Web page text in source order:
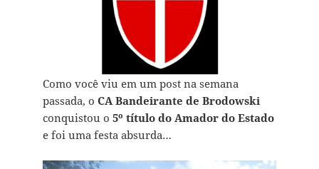
Como você viu em um post na semana
passada, o CA Bandeirante de Brodowski
conquistou o 5º título do Amador do Estado
e foi uma festa absurda…